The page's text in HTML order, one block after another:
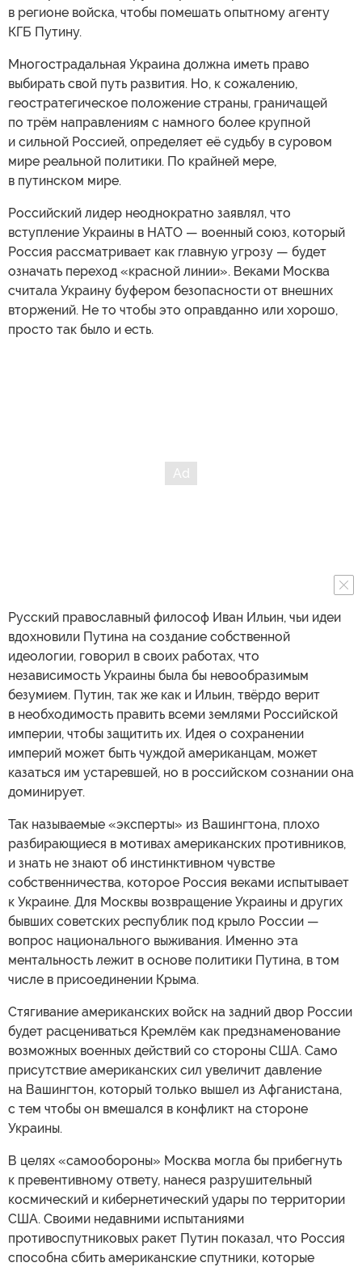
в регионе войска, чтобы помешать опытному агенту
КГБ Путину.
Многострадальная Украина должна иметь право
выбирать свой путь развития. Но, к сожалению,
геостратегическое положение страны, граничащей
по трём направлениям с намного более крупной
и сильной Россией, определяет её судьбу в суровом
мире реальной политики. По крайней мере,
в путинском мире.
Российский лидер неоднократно заявлял, что
вступление Украины в НАТО — военный союз, который
Россия рассматривает как главную угрозу — будет
означать переход «красной линии». Веками Москва
считала Украину буфером безопасности от внешних
вторжений. Не то чтобы это оправданно или хорошо,
просто так было и есть.
Русский православный философ Иван Ильин, чьи идеи
вдохновили Путина на создание собственной
идеологии, говорил в своих работах, что
независимость Украины была бы невообразимым
безумием. Путин, так же как и Ильин, твёрдо верит
в необходимость править всеми землями Российской
империи, чтобы защитить их. Идея о сохранении
империй может быть чуждой американцам, может
казаться им устаревшей, но в российском сознании она
доминирует.
Так называемые «эксперты» из Вашингтона, плохо
разбирающиеся в мотивах американских противников,
и знать не знают об инстинктивном чувстве
собственничества, которое Россия веками испытывает
к Украине. Для Москвы возвращение Украины и других
бывших советских республик под крыло России —
вопрос национального выживания. Именно эта
ментальность лежит в основе политики Путина, в том
числе в присоединении Крыма.
Стягивание американских войск на задний двор России
будет расцениваться Кремлём как предзнаменование
возможных военных действий со стороны США. Само
присутствие американских сил увеличит давление
на Вашингтон, который только вышел из Афганистана,
с тем чтобы он вмешался в конфликт на стороне
Украины.
В целях «самообороны» Москва могла бы прибегнуть
к превентивному ответу, нанеся разрушительный
космический и кибернетический удары по территории
США. Своими недавними испытаниями
противоспутниковых ракет Путин показал, что Россия
способна сбить американские спутники, которые